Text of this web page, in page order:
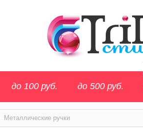
до 100 руб. до 500 руб.
Металлические ручки